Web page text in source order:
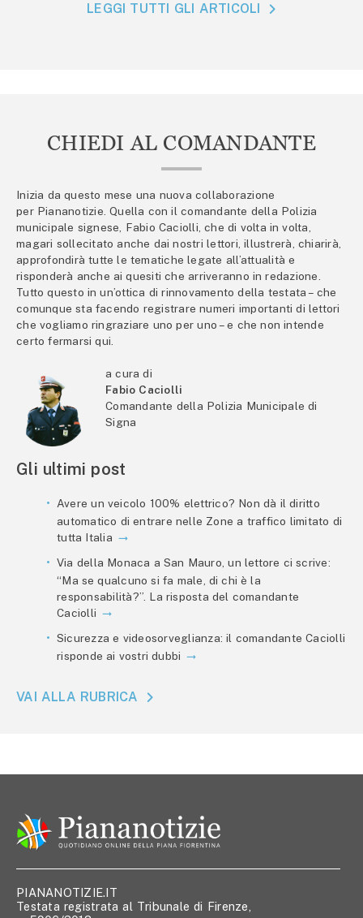
LEGGI TUTTI GLI ARTICOLI
CHIEDI AL COMANDANTE
Inizia da questo mese una nuova collaborazione
per Piananotizie. Quella con il comandante della Polizia
municipale signese, Fabio Caciolli, che di volta in volta,
magari sollecitato anche dai nostri lettori, illustrerà, chiarirà,
approfondirà tutte le tematiche legate all’attualità e
risponderà anche ai quesiti che arriveranno in redazione.
Tutto questo in un’ottica di rinnovamento della testata – che
comunque sta facendo registrare numeri importanti di lettori
che vogliamo ringraziare uno per uno – e che non intende
certo fermarsi qui.
a cura di
Fabio Caciolli
Comandante della Polizia Municipale di
Signa
Gli ultimi post
Avere un veicolo 100% elettrico? Non dà il diritto
automatico di entrare nelle Zone a traffico limitato di
tutta Italia
Via della Monaca a San Mauro, un lettore ci scrive:
“Ma se qualcuno si fa male, di chi è la
responsabilità?”. La risposta del comandante
Caciolli
Sicurezza e videosorveglianza: il comandante Caciolli
risponde ai vostri dubbi
VAI ALLA RUBRICA
PIANANOTIZIE.IT
Testata registrata al Tribunale di Firenze,